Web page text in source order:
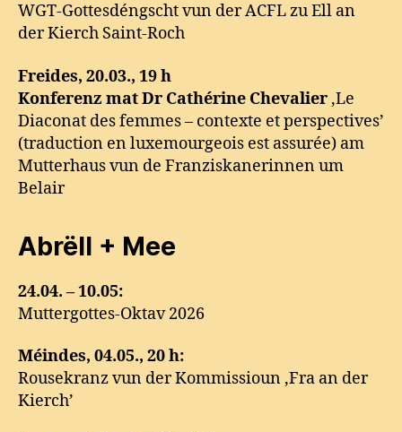
WGT-Gottesdéngscht vun der ACFL zu Ell an
der Kierch Saint-Roch
Freides, 20.03., 19 h
Konferenz mat Dr Cathérine Chevalier ‚Le
Diaconat des femmes – contexte et perspectives’
(traduction en luxemourgeois est assurée) am
Mutterhaus vun de Franziskanerinnen um
Belair
Abrëll + Mee
24.04. – 10.05:
Muttergottes-Oktav 2026
Méindes, 04.05., 20 h:
Rousekranz vun der Kommissioun ‚Fra an der
Kierch’